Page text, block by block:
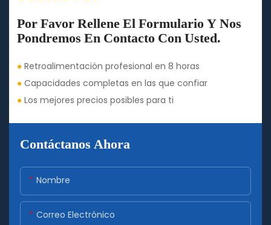
Por Favor Rellene El Formulario Y Nos
Pondremos En Contacto Con Usted.
● Retroalimentación profesional en 8 horas
● Capacidades completas en las que confiar
● Los mejores precios posibles para ti
Contáctanos Ahora
Nombre
Correo Electrónico